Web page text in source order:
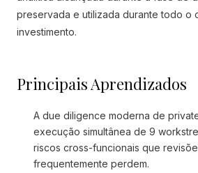
preservada e utilizada durante todo o
investimento.
Principais Aprendizados
A due diligence moderna de
execução simultânea de 9
riscos cross-funcionais que
frequentemente perdem.